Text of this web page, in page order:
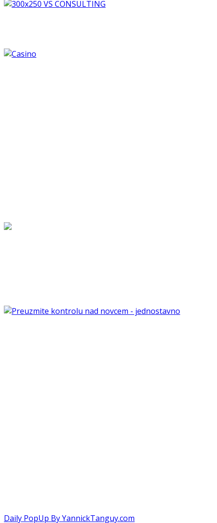
Daily PopUp By YannickTanguy.com